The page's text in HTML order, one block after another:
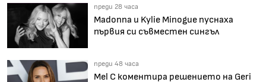
преди 28 часа
Madonna и Kylie Minogue пуснаха
първия си съвместен сингъл
преди 48 часа
Mel C коментира решението на Geri